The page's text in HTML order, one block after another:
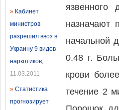
» Кабинет
министров
разрешил ввоз в
Украину 9 видов
наркотиков,
11.03.2011
» Статистика
прогнозирует
язвенного
назначают
начальной
0.48 г.
крови
течение 2